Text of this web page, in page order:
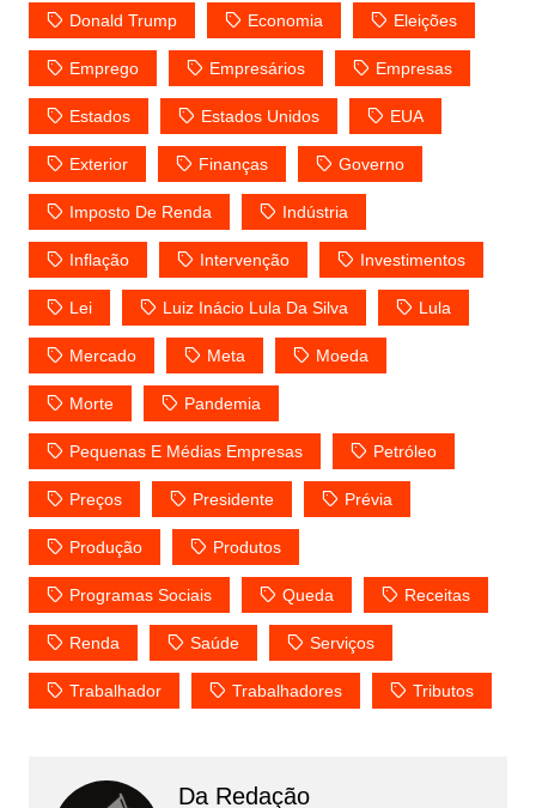
Donald Trump Economia Eleições
Emprego Empresários Empresas
Estados Estados Unidos EUA
Exterior Finanças Governo
Imposto De Renda Indústria
Inflação Intervenção Investimentos
Lei Luiz Inácio Lula Da Silva Lula
Mercado Meta Moeda
Morte Pandemia
Pequenas E Médias Empresas Petróleo
Preços Presidente Prévia
Produção Produtos
Programas Sociais Queda Receitas
Renda Saúde Serviços
Trabalhador Trabalhadores Tributos
Da Redação